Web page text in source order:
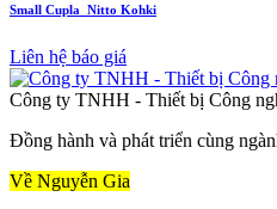
Small Cupla_Nitto Kohki
Liên hệ báo giá
Công ty TNHH - Thiết bị Công
Đồng hành và phát triển cùng
Về Nguyễn Gia